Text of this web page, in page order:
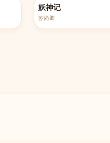
妖神记
苏尚卿